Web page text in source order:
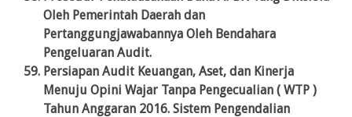
Oleh Pemerintah Daerah dan
Pertanggungjawabannya Oleh Bendahara
Pengeluaran Audit.
Persiapan Audit Keuangan, Aset, dan Kinerja
Menuju Opini Wajar Tanpa Pengecualian ( WTP )
Tahun Anggaran 2016. Sistem Pengendalian